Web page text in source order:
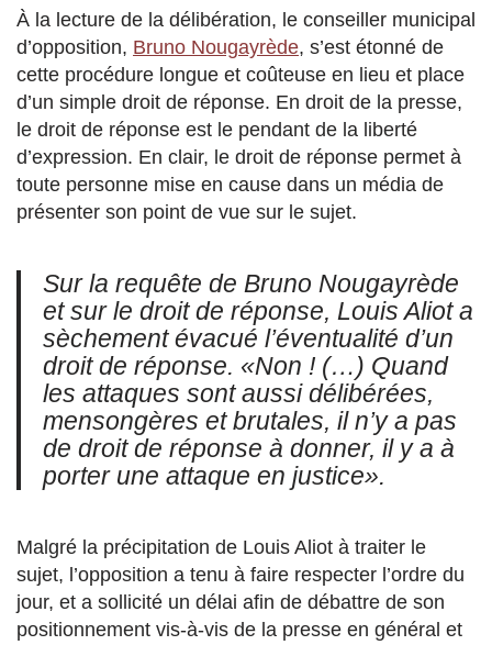
À la lecture de la délibération, le conseiller municipal
d’opposition, Bruno Nougayrède, s’est étonné de
cette procédure longue et coûteuse en lieu et place
d’un simple droit de réponse. En droit de la presse,
le droit de réponse est le pendant de la liberté
d’expression. En clair, le droit de réponse permet à
toute personne mise en cause dans un média de
présenter son point de vue sur le sujet.
Sur la requête de Bruno Nougayrède
et sur le droit de réponse, Louis Aliot a
sèchement évacué l’éventualité d’un
droit de réponse. «Non ! (…) Quand
les attaques sont aussi délibérées,
mensongères et brutales, il n’y a pas
de droit de réponse à donner, il y a à
porter une attaque en justice».
Malgré la précipitation de Louis Aliot à traiter le
sujet, l’opposition a tenu à faire respecter l’ordre du
jour, et a sollicité un délai afin de débattre de son
positionnement vis-à-vis de la presse en général et